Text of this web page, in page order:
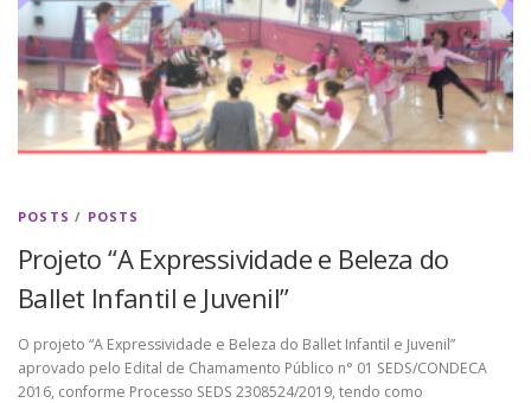
POSTS / POSTS
Projeto “A Expressividade e Beleza do
Ballet Infantil e Juvenil”
O projeto “A Expressividade e Beleza do Ballet Infantil e Juvenil”
aprovado pelo Edital de Chamamento Público n° 01 SEDS/CONDECA
2016, conforme Processo SEDS 2308524/2019, tendo como